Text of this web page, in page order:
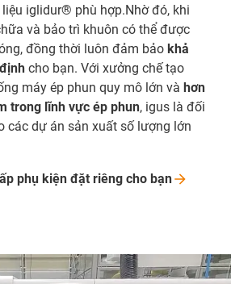
iglidur® phù hợp.Nhờ đó, khi
và bảo trì khuôn có thể được
đồng thời luôn đảm bảo khả
cho bạn. Với xưởng chế tạo
máy ép phun quy mô lớn và hơn
trong lĩnh vực ép phun, igus là đối
các dự án sản xuất số lượng lớn
phụ kiện đặt riêng cho bạn